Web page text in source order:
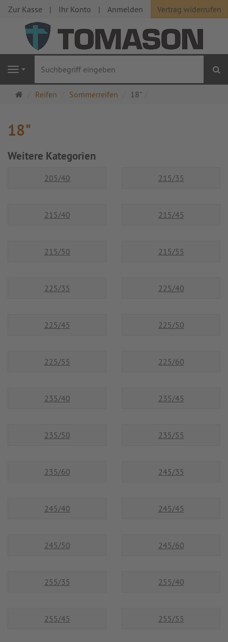
Vertrag widerrufen
Zur Kasse Ihr Konto Anmelden
Navigation
Startseite
Reifen Sommerreifen 18"
18"
Weitere Kategorien
205/40 215/35
215/40 215/45
215/50 215/55
225/35 225/40
225/45 225/50
225/55 225/60
235/40 235/45
235/50 235/55
235/60 245/35
245/40 245/45
245/50 245/60
255/35 255/40
255/45 255/55